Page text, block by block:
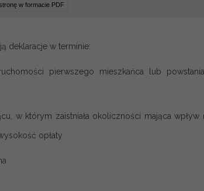
w formacie PDF
deklaracje w terminie:
pierwszego mieszkańca lub
w którym zaistniała okoliczności mająca
opłaty